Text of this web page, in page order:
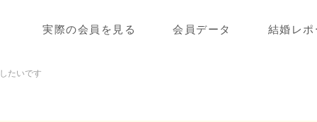
実際の会員を見る 会員データ 結婚レポ
たいです